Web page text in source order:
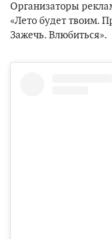
Организаторы
«Лето будет твоим.
Зажечь. Влюбиться».